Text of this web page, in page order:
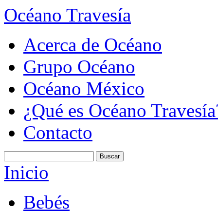
Océano Travesía
Acerca de Océano
Grupo Océano
Océano México
¿Qué es Océano
Contacto
Inicio
Bebés